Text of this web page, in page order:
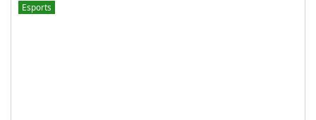
Esports